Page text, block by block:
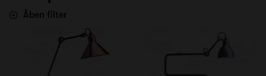
Åben filter